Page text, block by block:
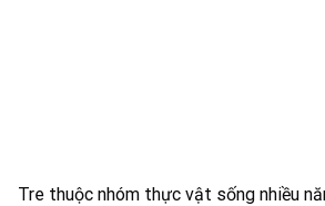
Tre thuộc nhóm thực vật sống nhiều